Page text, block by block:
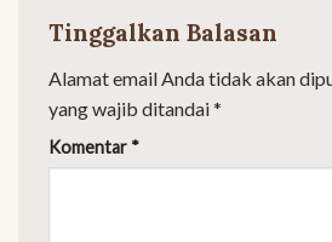
Tinggalkan Balasan
Alamat email Anda tidak akan
yang wajib ditandai*
Komentar *